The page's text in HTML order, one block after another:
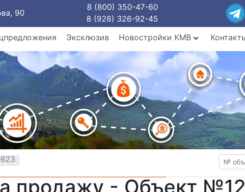
90
8 (800) 350-47-60
8 (928) 326-92-45
Эксклюзив Новостройки КМВ
продажу - Объект